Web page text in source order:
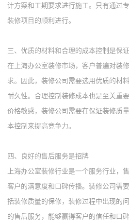
计方案和工期要求进行施工。只有通过
装修项目的顺利进行。
三、 优质的材料和合理的成本控制 是保证
在 上海办公室装修市场，客户普遍对装
求。因此，装修公司需要选用优质的材
耐久性。合理控制装修成本也是至关重要
价格敏感，装修公司需要在保证装修质
本控制来提高竞争力。
四、 良好的售后服务是招牌
上海办公室装修行业是一个服务行业，
客户的满意度和口碑传播。装修公司需
括装修质量的保修，装修过程中出现的
的售后服务，能够赢得客户的信任和口